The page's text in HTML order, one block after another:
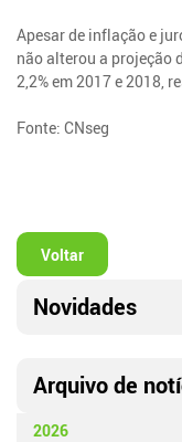
Apesar de inflação e
não alterou a projeção
2,2% em 2017 e 2018,
Fonte: CNseg
Voltar
Novidades
Arquivo de
2026